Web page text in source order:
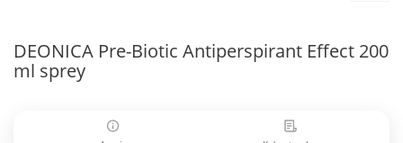
DEONICA Pre-Biotic Antiperspirant Effect 200
ml sprey